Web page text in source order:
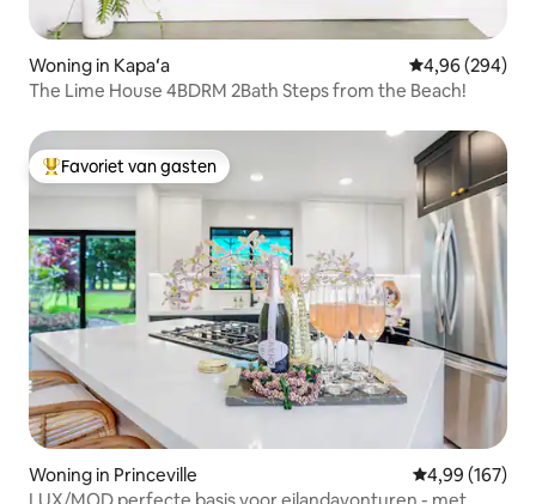
Woning in Kapaʻa Gemiddelde
4,96 (294)
The Lime House 4BDRM 2Bath Steps from the Beach!
Topfavoriet van gasten
Favoriet van gasten
Woning in Princeville Gemiddelde
4,99 (167)